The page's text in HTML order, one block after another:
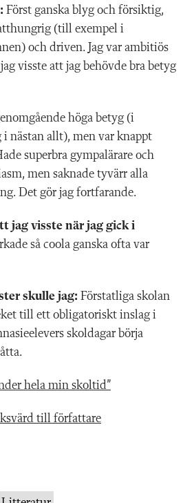
Först ganska blyg och försiktig,
(till exempel i
och driven. Jag var ambitiös
visste att jag behövde bra betyg
höga betyg (i
i nästan allt), men var knappt
superbra gympalärare och
men saknade tyvärr alla
Det gör jag fortfarande.
jag visste när jag gick i
så coola ganska ofta var
skulle jag: Förstatliga skolan
till ett obligatoriskt inslag i
skoldagar börja
hela min skoltid”
till författare